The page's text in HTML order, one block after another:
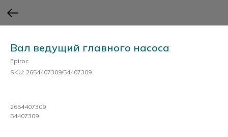
Вал ведущий главного насоса
Epiroc
SKU: 2654407309/54407309
2654407309
54407309